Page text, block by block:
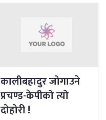
कालीबहादुर जोगाउने
प्रचण्ड-केपीको त्यो
दोहोरी !